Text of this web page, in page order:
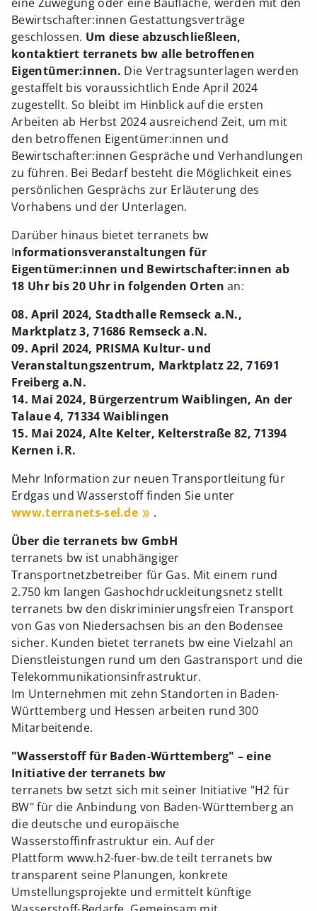
Bewirtschafter:innen Gestattungsverträge
geschlossen. Um diese abzuschließleen,
kontaktiert terranets bw alle betroffenen
Eigentümer:innen. Die Vertragsunterlagen werden
gestaffelt bis voraussichtlich Ende April 2024
zugestellt. So bleibt im Hinblick auf die ersten
Arbeiten ab Herbst 2024 ausreichend Zeit, um mit
den betroffenen Eigentümer:innen und
Bewirtschafter:innen Gespräche und Verhandlungen
zu führen. Bei Bedarf besteht die Möglichkeit eines
persönlichen Gesprächs zur Erläuterung des
Vorhabens und der Unterlagen.
Darüber hinaus bietet terranets bw
Informationsveranstaltungen für
Eigentümer:innen und Bewirtschafter:innen ab
18 Uhr bis 20 Uhr in folgenden Orten an:
08. April 2024, Stadthalle Remseck a.N.,
Marktplatz 3, 71686 Remseck a.N.
09. April 2024, PRISMA Kultur- und
Veranstaltungszentrum, Marktplatz 22, 71691
Freiberg a.N.
14. Mai 2024, Bürgerzentrum Waiblingen, An der
Talaue 4, 71334 Waiblingen
15. Mai 2024, Alte Kelter, Kelterstraße 82, 71394
Kernen i.R.
Mehr Information zur neuen Transportleitung für
Erdgas und Wasserstoff finden Sie unter
www.terranets-sel.de
.
Über die terranets bw GmbH
terranets bw ist unabhängiger
Transportnetzbetreiber für Gas. Mit einem rund
2.750 km langen Gashochdruckleitungsnetz stellt
terranets bw den diskriminierungsfreien Transport
von Gas von Niedersachsen bis an den Bodensee
sicher. Kunden bietet terranets bw eine Vielzahl an
Dienstleistungen rund um den Gastransport und die
Telekommunikationsinfrastruktur.
Im Unternehmen mit zehn Standorten in Baden-
Württemberg und Hessen arbeiten rund 300
Mitarbeitende.
"Wasserstoff für Baden-Württemberg" – eine
Initiative der terranets bw
terranets bw setzt sich mit seiner Initiative "H2 für
BW" für die Anbindung von Baden-Württemberg an
die deutsche und europäische
Wasserstoffinfrastruktur ein. Auf der
Plattform www.h2-fuer-bw.de teilt terranets bw
transparent seine Planungen, konkrete
Umstellungsprojekte und ermittelt künftige